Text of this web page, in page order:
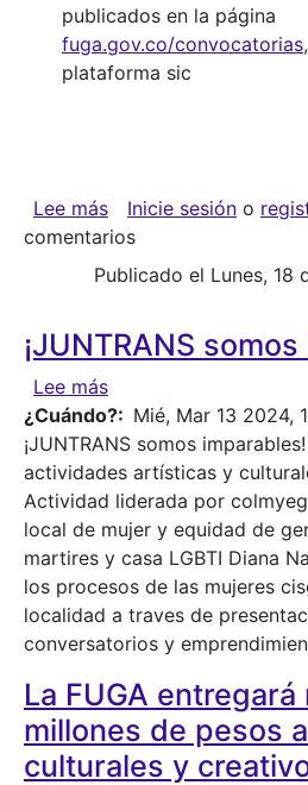
publicados en la página
fuga.gov.co/convocatorias
plataforma sic
Lee mássobre La FUGA
Inicie sesión o
comentarios
Publicado el Lunes,
¡JUNTRANS
Lee mássobre ¡JUNTRANS
¿Cuándo?
Mié, Mar 13 2024,
¡JUNTRANS somos
actividades artísticas y
Actividad liderada por
local de mujer y equidad de
martires y casa LGBTI Diana
los procesos de las mujeres
localidad a traves de
conversatorios y
La FUGA
millones de pesos
culturales y